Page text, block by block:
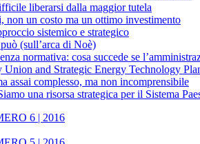
liberarsi dalla maggior tutela
non un costo ma un ottimo investimento
sistemico e strategico
(sull’arca di Noè)
normativa: cosa succede se
Union and Strategic Energy Technology
assai complesso, ma non incomprensibile
una risorsa strategica per il Sistema
6 | 2016